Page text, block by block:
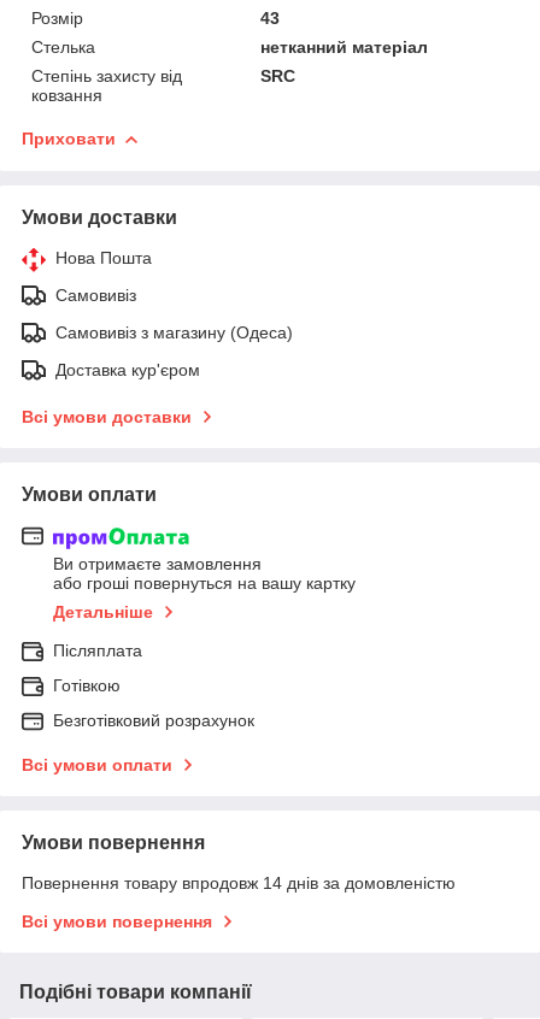
Розмір
43
Стелька
нетканний матеріал
Степінь захисту від
ковзання
SRC
Приховати
Умови доставки
Нова Пошта
Самовивіз
Самовивіз з магазину (Одеса)
Доставка кур'єром
Всі умови доставки
Умови оплати
Ви отримаєте замовлення
або гроші повернуться на вашу картку
Детальніше
Післяплата
Готівкою
Безготівковий розрахунок
Всі умови оплати
Умови повернення
Повернення товару впродовж 14 днів за домовленістю
Всі умови повернення
Подібні товари компанії